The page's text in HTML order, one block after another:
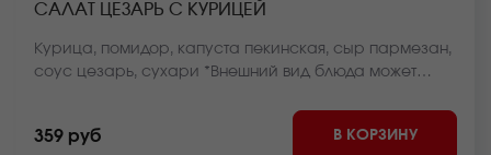
САЛАТ ЦЕЗАРЬ С КУРИЦЕЙ
Курица, помидор, капуста пекинская, сыр пармезан,
соус цезарь, сухари *Внешний вид блюда может
359 руб В КОРЗИНУ